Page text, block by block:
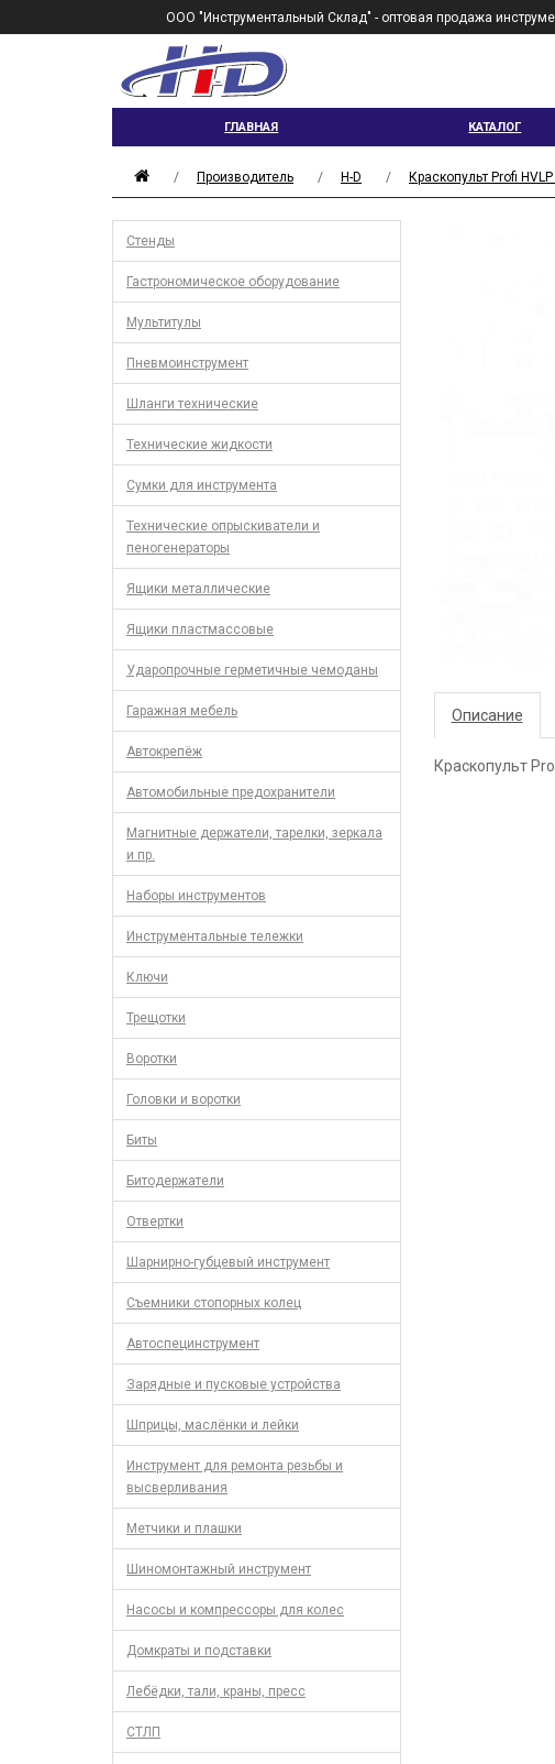
ООО "Инструментальный Склад" - оптовая продажа
ГЛАВНАЯ КАТАЛОГ
Производитель H-D Краскопульт Profi
Стенды
Гастрономическое оборудование
Мультитулы
Пневмоинструмент
Шланги технические
Технические жидкости
Сумки для инструмента
Технические опрыскиватели и
пеногенераторы
Ящики металлические
Ящики пластмассовые
Ударопрочные герметичные чемоданы
Гаражная мебель
Автокрепёж
Автомобильные предохранители
Магнитные держатели, тарелки, зеркала
и пр.
Наборы инструментов
Инструментальные тележки
Ключи
Трещотки
Воротки
Головки и воротки
Биты
Битодержатели
Отвертки
Шарнирно-губцевый инструмент
Съемники стопорных колец
Автоспецинструмент
Зарядные и пусковые устройства
Шприцы, маслёнки и лейки
Инструмент для ремонта резьбы и
высверливания
Метчики и плашки
Шиномонтажный инструмент
Насосы и компрессоры для колес
Домкраты и подставки
Лебёдки, тали, краны, пресс
СТЛП
Описание
Краскопульт